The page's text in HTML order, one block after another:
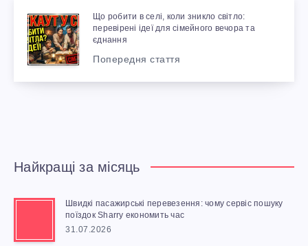
Що робити в селі, коли зникло світло:
перевірені ідеї для сімейного вечора та
єднання
Попередня стаття
Найкращі за місяць
Швидкі пасажирські перевезення: чому сервіс пошуку
поїздок Sharry економить час
31.07.2026